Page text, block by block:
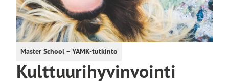
Master School – YAMK-tutkinto
Kulttuurihyvinvointi